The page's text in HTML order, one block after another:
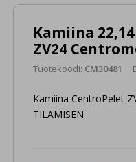
Kamiina
ZV24
Tuotekoodi: CM30481
Kamiina CentroPelet
TILAMISEN